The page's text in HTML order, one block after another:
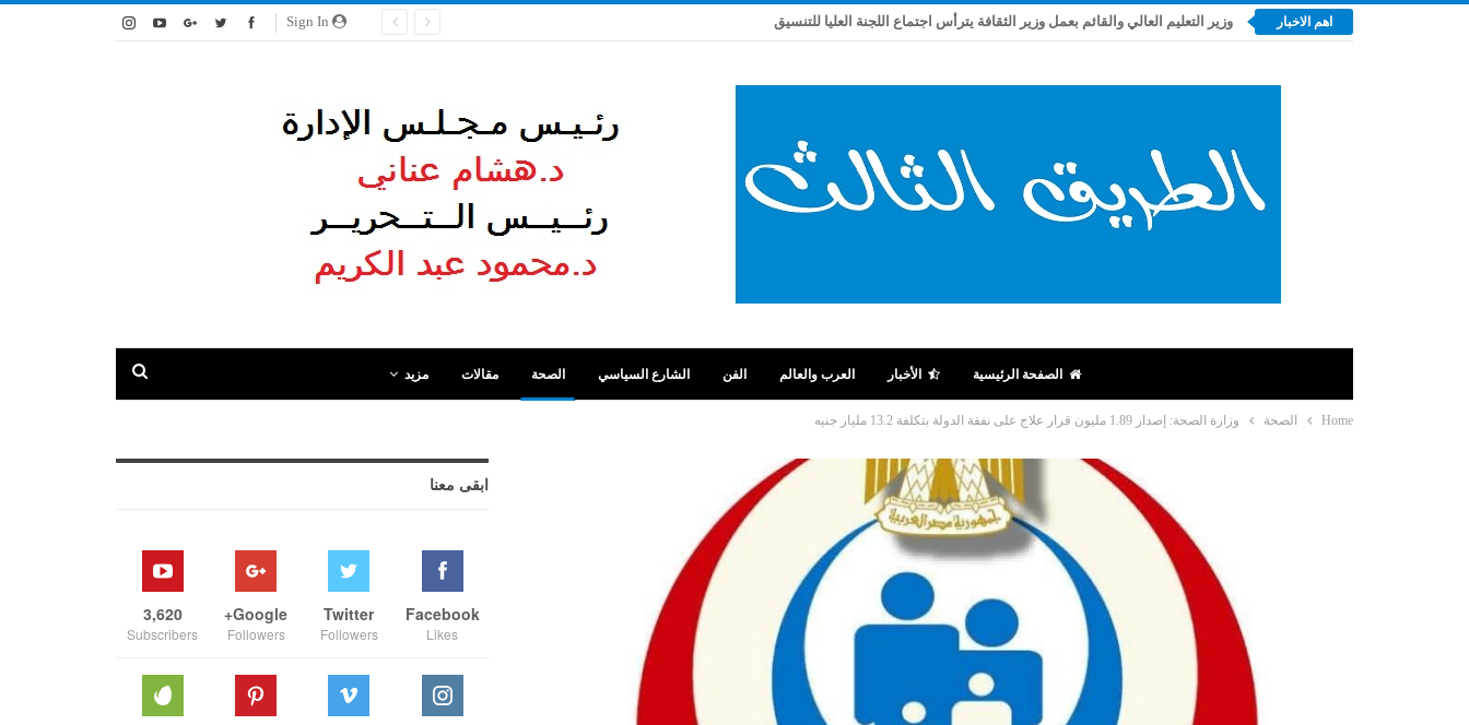
اهم الاخبار وزير التعليم العالي والقائم بعمل وزير الثقافة يترأس اجتماع اللجنة العليا للتنسيق
الصفحة الرئيسية الأخبار العرب والعالم الفن الشارع السياسي الصحة مقالات مزيد
Home الصحة وزارة الصحة: إصدار 1.89 مليون قرار علاج على نفقة الدولة بتكلفة 13.2 مليار جنيه
ابقى معنا
Facebook
Likes
Twitter
Followers
Google+
Followers
3,620
Subscribers